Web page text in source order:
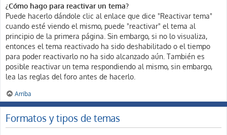
¿Cómo hago para reactivar un tema?
Puede hacerlo dándole clic al enlace que dice "Reactivar tema"
cuando esté viendo el mismo, puede "reactivar" el tema al
principio de la primera página. Sin embargo, si no lo visualiza,
entonces el tema reactivado ha sido deshabilitado o el tiempo
para poder reactivarlo no ha sido alcanzado aún. También es
posible reactivar un tema respondiendo al mismo, sin embargo,
lea las reglas del foro antes de hacerlo.
Arriba
Formatos y tipos de temas